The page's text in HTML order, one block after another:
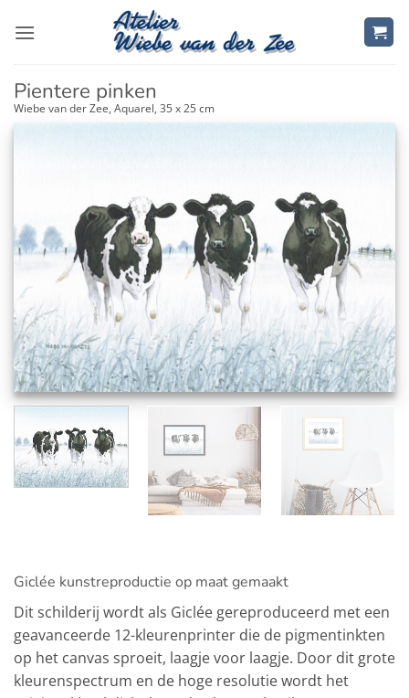
naar
Pientere pinken
Wiebe van der Zee, Aquarel, 35 x 25 cm
Giclée kunstreproductie op maat gemaakt
Dit schilderij wordt als Giclée gereproduceerd met een
geavanceerde 12-kleurenprinter die de pigmentinkten
op het canvas sproeit, laagje voor laagje. Door dit grote
kleurenspectrum en de hoge resolutie wordt het